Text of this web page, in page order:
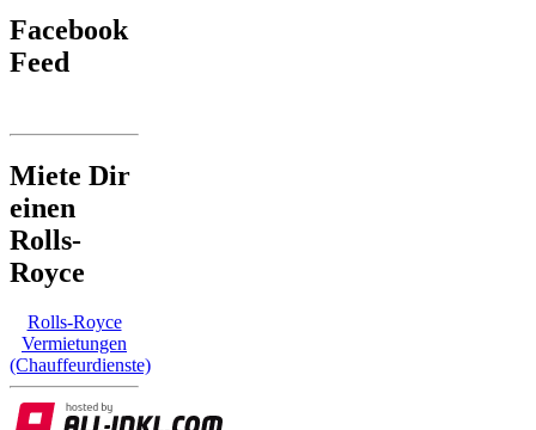
Facebook
Feed
Miete Dir
einen
Rolls-
Royce
Rolls-Royce
Vermietungen
(Chauffeurdienste)